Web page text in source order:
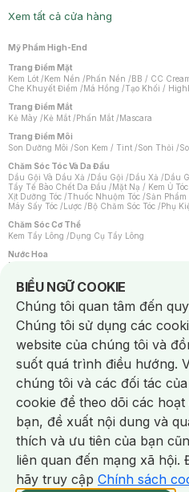
NowFree 2H Giao Nhanh
Xem tất cả cửa hàng
Mỹ Phẩm High-End
Trang Điểm Mặt
Kem Lót /Kem Nền /Phấn Nền /BB / CC
Che Khuyết Điểm /Má Hồng /Tạo Khối /
Trang Điểm Mắt
Kẻ Mày /Kẻ Mắt /Phấn Mắt /Mascara
Trang Điểm Môi
Son Dưỡng Môi /Son Kem / Tint /Son Thỏi /
Chăm Sóc Tóc Và Da Đầu
Dầu Gội Và Dầu Xả /Dầu Gội /Dầu Xả /Dầu
Tẩy Tế Bào Chết Da Đầu /Mặt Nạ / Kem Ủ Tóc
Xịt Dưỡng Tóc /Thuốc Nhuộm Tóc /Sản Phẩm
Máy Sấy Tóc /Lược /Bộ Chăm Sóc Tóc /Phụ
Chăm Sóc Cơ Thể
Kem Tẩy Lông /Dụng Cụ Tẩy Lông
Nước Hoa
Nước Hoa Nữ
Chăm Sóc Cá Nhân
Chống Muỗi /Khẩu Trang /Máy Massage/
Sản Phẩm Chăm Sóc Khác /Bàn Chải Đánh
Hỗ Trợ Trắng Răng/Kem Đánh Răng /Máy
Tăm / Chỉ Nha Khoa/ Xịt Thơm Miệng / Dung
Khăn Ướt Vệ Sinh Vùng Kín/Băng Vệ Sinh/
Máy Cạo Râu
Vấn Đề Về Da
Da Dầu / Lỗ Chân Lông To/ Da Khô / Mất
Da Nhạy Cảm / Kích Ứng
Da Xỉn Màu
Quầng Thâm & Bọng Mắt /Sẹo /Viêm Da Cơ
Dụng Cụ / Phụ Kiện Chăm Sóc Da
Bông Tẩy Trang
Khăn Lau Mặt Khô Dụng
Dụng Cụ Chăm Sóc Khác
BIỂU NGỮ COOKIE
Notice about cookies usage
Chúng tôi quan tâm đến
Chúng tôi sử dụng các
website của chúng tôi và
suốt quá trình điều hướng.
chúng tôi và các đối tác
cookie để theo dõi các
bạn, đề xuất nội dung và
thích và ưu tiên của bạn
liên quan đến mạng xã hội.
hãy truy cập Chính sách